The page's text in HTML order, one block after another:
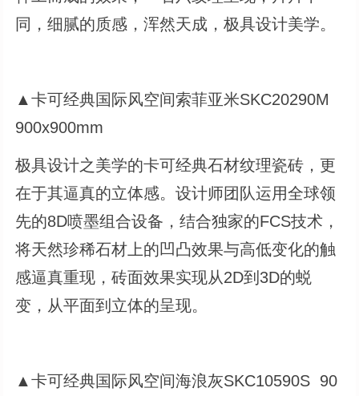
同，细腻的质感，浑然天成，极具设计美学。
▲卡可经典国际风空间索菲亚米SKC20290M
900x900mm
极具设计之美学的卡可经典石材纹理瓷砖，更
在于其逼真的立体感。设计师团队运用全球领
先的8D喷墨组合设备，结合独家的FCS技术，
将天然珍稀石材上的凹凸效果与高低变化的触
感逼真重现，砖面效果实现从2D到3D的蜕
变，从平面到立体的呈现。
▲卡可经典国际风空间海浪灰SKC10590S 90